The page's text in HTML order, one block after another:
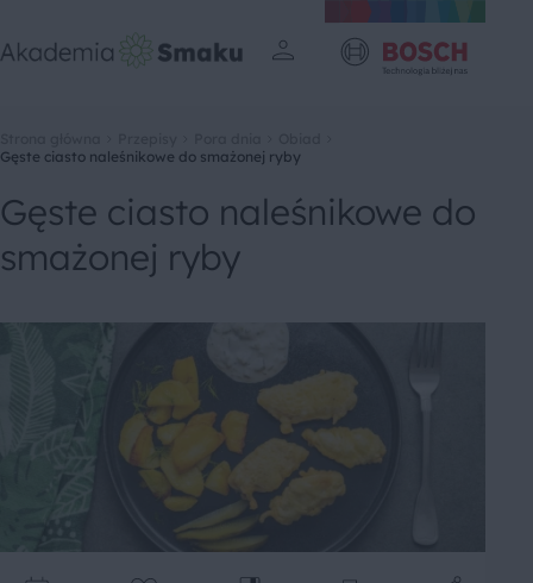
Gęste ciasto naleśnikowe do smażonej ryby
Gęste ciasto naleśnikowe do
smażonej ryby